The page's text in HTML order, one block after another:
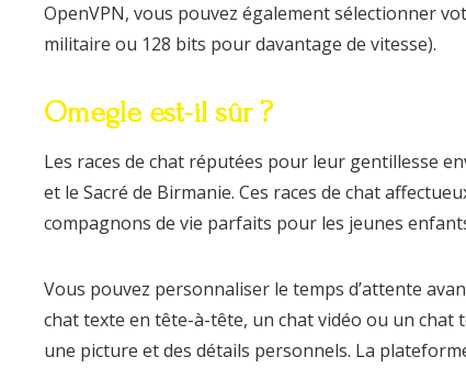
OpenVPN, vous pouvez également sélectionner
militaire ou 128 bits pour davantage de vitesse).
Omegle est-il sûr ?
Les races de chat réputées pour leur gentillesse
et le Sacré de Birmanie. Ces races de chat
compagnons de vie parfaits pour les jeunes
Vous pouvez personnaliser le temps d’attente
chat texte en tête-à-tête, un chat vidéo ou un
une picture et des détails personnels. La